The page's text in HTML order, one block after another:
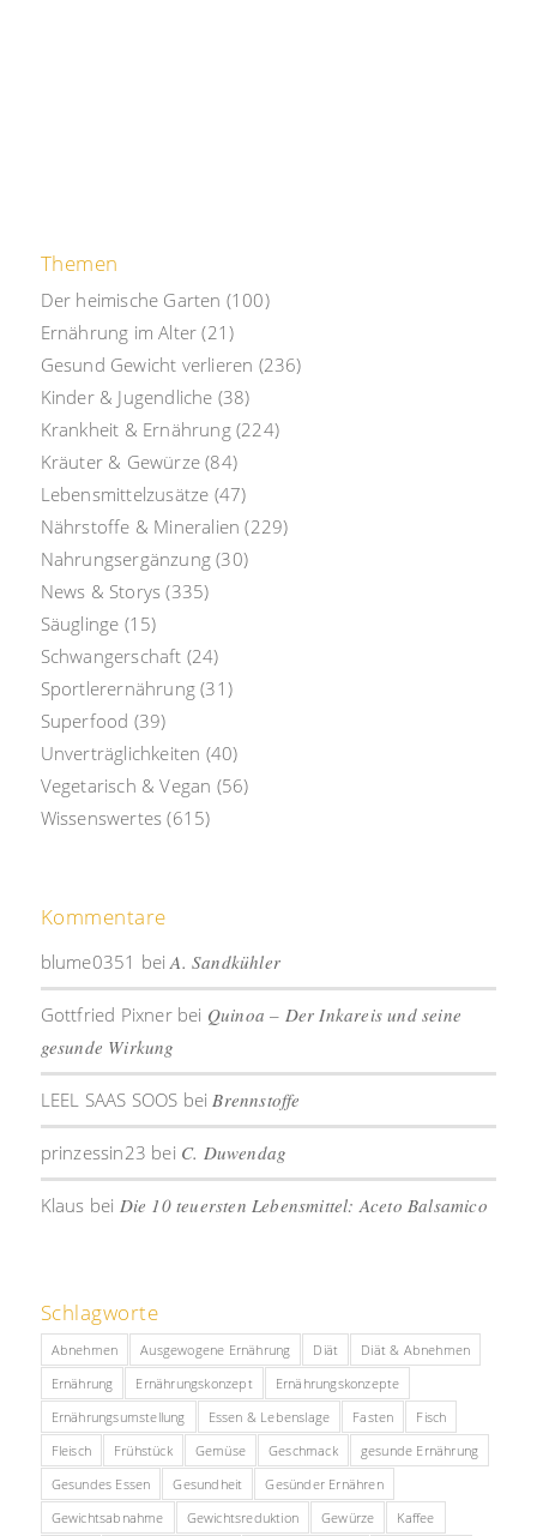
Themen
Der heimische Garten (100)
Ernährung im Alter (21)
Gesund Gewicht verlieren (236)
Kinder & Jugendliche (38)
Krankheit & Ernährung(224)
Kräuter & Gewürze (84)
Lebensmittelzusätze (47)
Nährstoffe & Mineralien (229)
Nahrungsergänzung (30)
News & Storys (335)
Säuglinge (15)
Schwangerschaft (24)
Sportlerernährung (31)
Superfood (39)
Unverträglichkeiten (40)
Vegetarisch & Vegan (56)
Wissenswertes (615)
Kommentare
blume0351 beiA. Sandkühler
Gottfried Pixnerbei Quinoa – Der Inkareis und seine
gesunde Wirkung
LEEL SAAS SOOS bei Brennstoffe
prinzessin23 bei C. Duwendag
Klaus bei Die 10 teuersten Lebensmittel: Aceto Balsamico
Schlagworte
Abnehmen Ausgewogene Ernährung Diät
Diät & Abnehmen
Ernährung
Ernährungskonzept
Ernährungskonzepte
Ernährungsumstellung
Essen & Lebenslage Fasten
Fisch
Fleisch
Frühstück Gemüse Geschmack
gesunde Ernährung
Gesundes Essen
Gesundheit
Gesünder Ernähren
Gewichtsabnahme
Gewichtsreduktion Gewürze Kaffee